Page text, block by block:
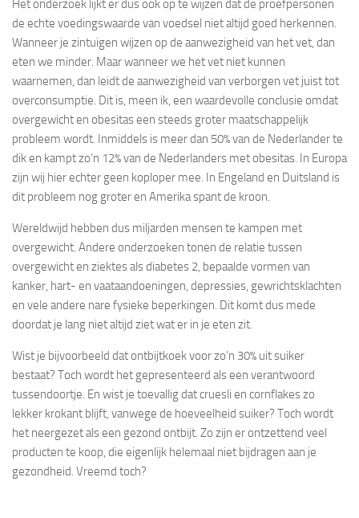
Het onderzoek lijkt er dus ook op te wijzen dat de proefpersonen
de echte voedingswaarde van voedsel niet altijd goed herkennen.
Wanneer je zintuigen wijzen op de aanwezigheid van het vet, dan
eten we minder. Maar wanneer we het vet niet kunnen
waarnemen, dan leidt de aanwezigheid van verborgen vet juist tot
overconsumptie. Dit is, meen ik, een waardevolle conclusie omdat
overgewicht en obesitas een steeds groter maatschappelijk
probleem wordt. Inmiddels is meer dan 50% van de Nederlander te
dik en kampt zo’n 12% van de Nederlanders met obesitas. In Europa
zijn wij hier echter geen koploper mee. In Engeland en Duitsland is
dit probleem nog groter en Amerika spant de kroon.
Wereldwijd hebben dus miljarden mensen te kampen met
overgewicht. Andere onderzoeken tonen de relatie tussen
overgewicht en ziektes als diabetes 2, bepaalde vormen van
kanker, hart- en vaataandoeningen, depressies, gewrichtsklachten
en vele andere nare fysieke beperkingen. Dit komt dus mede
doordat je lang niet altijd ziet wat er in je eten zit.
Wist je bijvoorbeeld dat ontbijtkoek voor zo’n 30% uit suiker
bestaat? Toch wordt het gepresenteerd als een verantwoord
tussendoortje. En wist je toevallig dat cruesli en cornflakes zo
lekker krokant blijft, vanwege de hoeveelheid suiker? Toch wordt
het neergezet als een gezond ontbijt. Zo zijn er ontzettend veel
producten te koop, die eigenlijk helemaal niet bijdragen aan je
gezondheid. Vreemd toch?